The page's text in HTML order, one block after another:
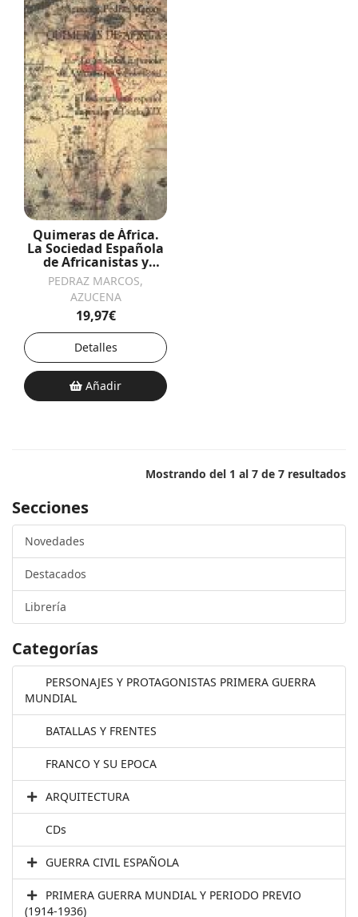
Quimeras de África.
La Sociedad Española
de Africanistas y
Colonistas: El coloni
PEDRAZ MARCOS,
AZUCENA
19,97€
Detalles
Añadir
Mostrando del 1 al 7 de 7 resultados
Secciones
Novedades
Destacados
Librería
Categorías
PERSONAJES Y PROTAGONISTAS PRIMERA GUERRA
MUNDIAL
BATALLAS Y FRENTES
FRANCO Y SU EPOCA
ARQUITECTURA
CDs
GUERRA CIVIL ESPAÑOLA
PRIMERA GUERRA MUNDIAL Y PERIODO PREVIO
(1914-1936)